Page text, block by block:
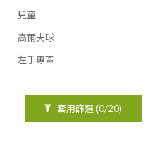
兒童
高爾夫球
左手專區
套用篩選(0/20)